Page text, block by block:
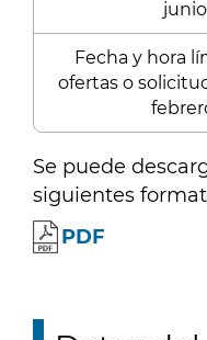
junio
Fecha y hora
ofertas o
Se puede
siguientes
PDF